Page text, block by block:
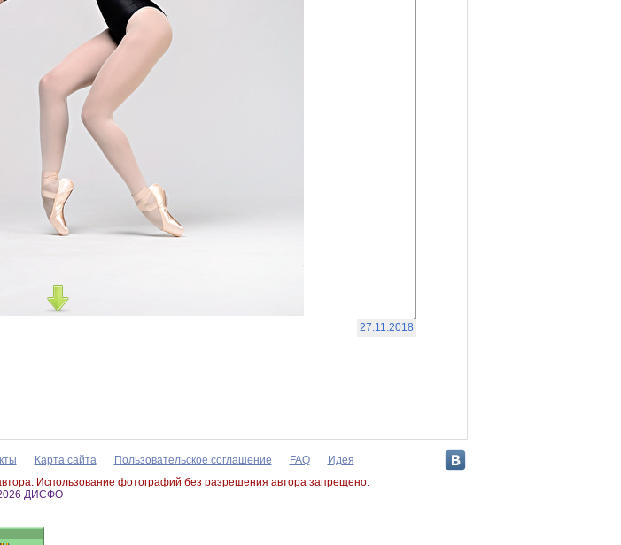
27.11.2018
Карта сайта Пользовательское соглашение FAQ
Идея
Использование фотографий без разрешения автора запрещено.
ДИСФО